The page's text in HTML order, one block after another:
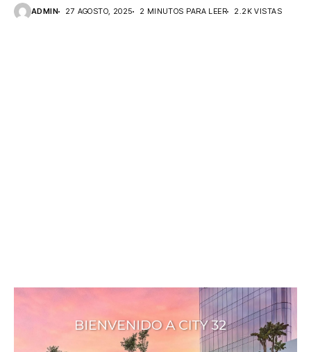
ADMIN 27 AGOSTO, 2025 2 MINUTOS PARA LEER 2.2K VISTAS